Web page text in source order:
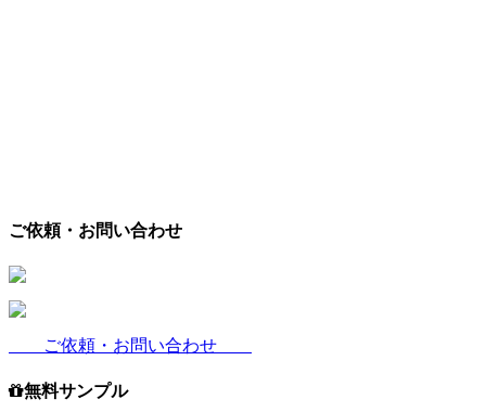
ご依頼・お問い合わせ
ご依頼・お問い合わせ
無料サンプル